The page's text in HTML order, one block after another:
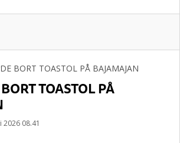
TOASTOL PÅ
2026 08.41